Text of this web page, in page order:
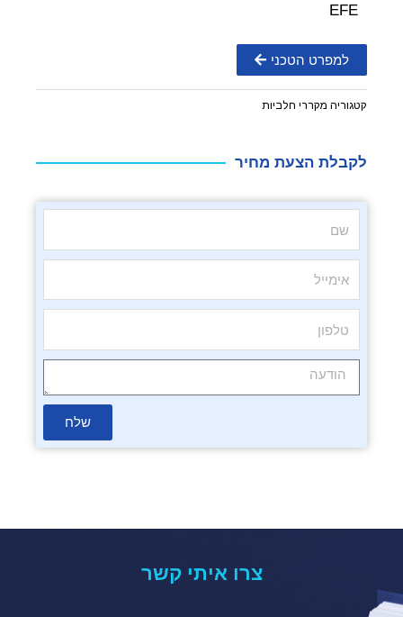
EFE
למפרט הטכני
קטגוריה מקררי חלביות
לקבלת הצעת מחיר
שלח
צרו איתי קשר